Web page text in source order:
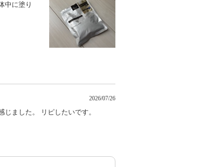
中に塗り
2026/07/26
ました。 リピしたいです。